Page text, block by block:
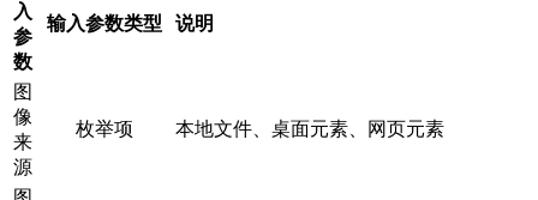
入
参
数
输入参数类型 说明
图
像
来
源
枚举项 本地文件、桌面元素、网页元素